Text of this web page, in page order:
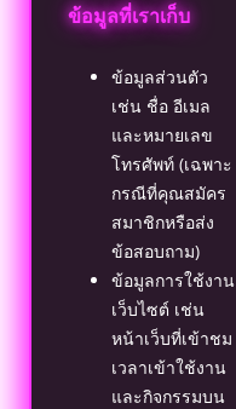
ข้อมูลที่เราเก็บ
ข้อมูลส่วนตัว
เช่น ชื่อ อีเมล
และหมายเลข
โทรศัพท์ (เฉพาะ
กรณีที่คุณสมัคร
สมาชิกหรือส่ง
ข้อสอบถาม)
ข้อมูลการใช้งาน
เว็บไซต์ เช่น
หน้าเว็บที่เข้าชม
เวลาเข้าใช้งาน
และกิจกรรมบน